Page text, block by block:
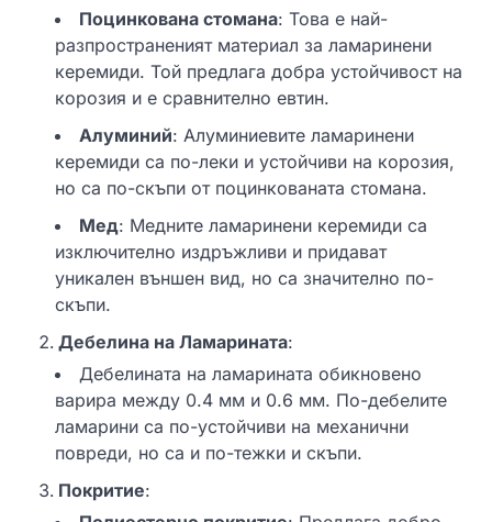
Поцинкована стомана: Това е най-
разпространеният материал за ламаринени
керемиди. Той предлага добра устойчивост на
корозия и е сравнително евтин.
Алуминий: Алуминиевите ламаринени
керемиди са по-леки и устойчиви на корозия,
но са по-скъпи от поцинкованата стомана.
Мед: Медните ламаринени керемиди са
изключително издръжливи и придават
уникален външен вид, но са значително по-
скъпи.
Дебелина на Ламарината:
Дебелината на ламарината обикновено
варира между 0.4 мм и 0.6 мм. По-дебелите
ламарини са по-устойчиви на механични
повреди, но са и по-тежки и скъпи.
Покритие: